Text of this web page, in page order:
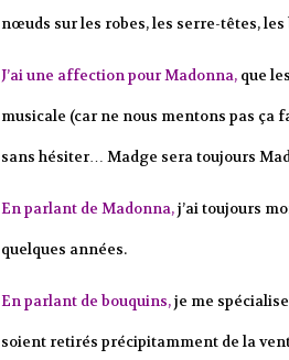
nœuds sur les robes, les serre-têtes,
J’ai une affection pour Madonna,que
musicale (car ne nous mentons pas ça
sans hésiter… Madge sera toujours
En parlant de Madonna,j’ai toujours
quelques années.
En parlant de bouquins,je me
soient retirés précipitamment de la